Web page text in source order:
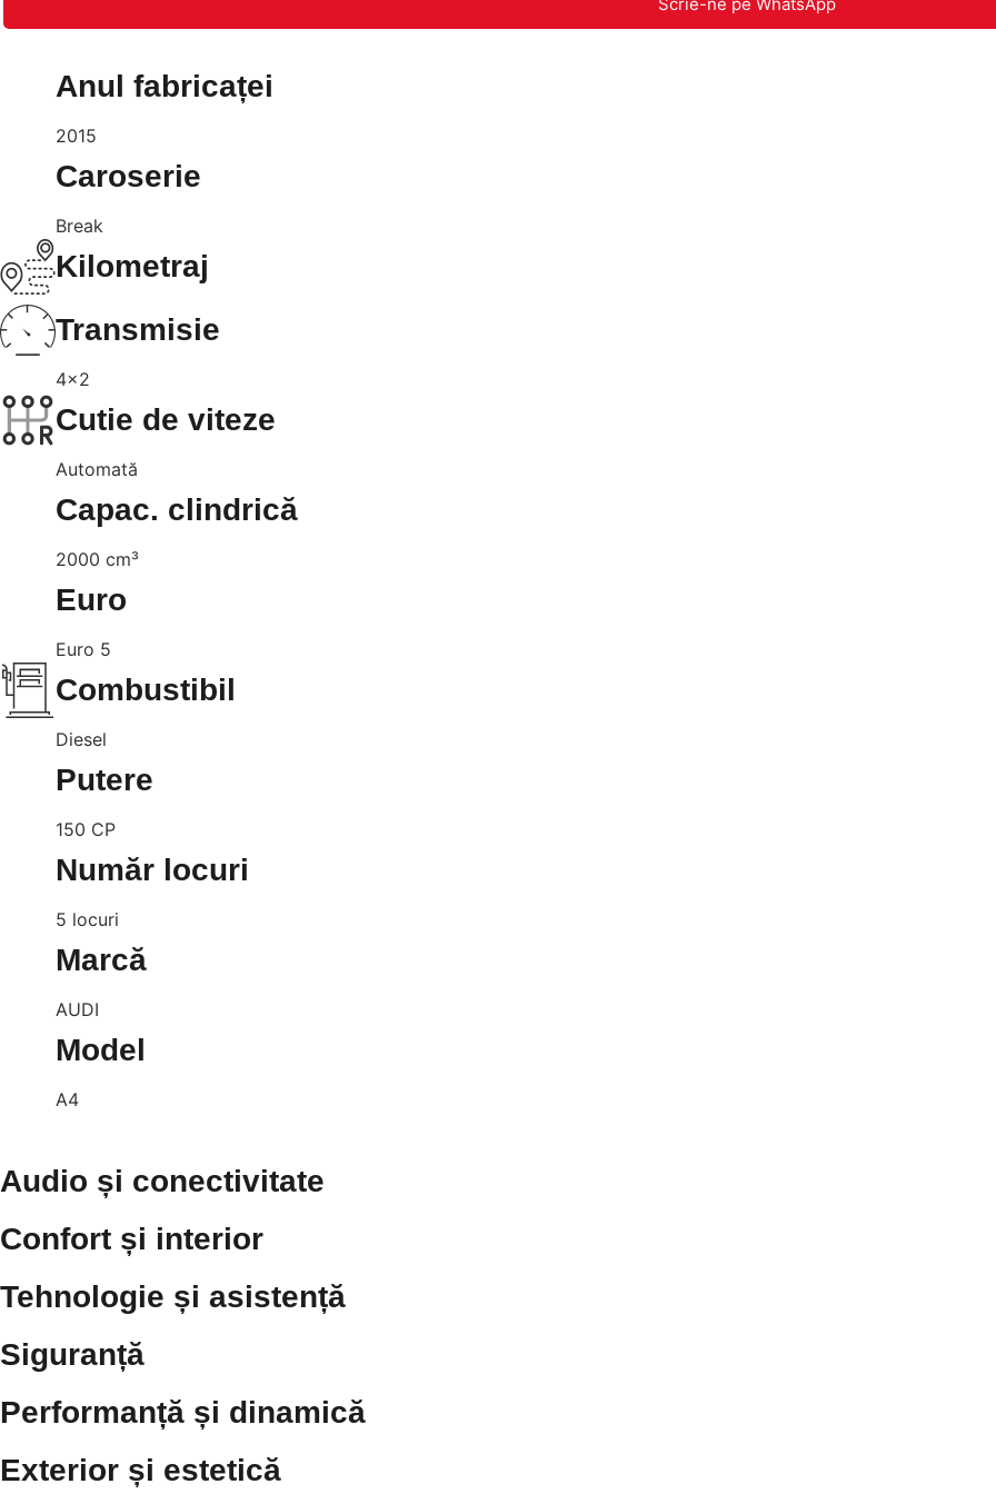
Anul fabricaței
2015
Caroserie
Break
Kilometraj
Transmisie
4x2
Cutie de viteze
Automată
Capac. clindrică
2000 cm³
Euro
Euro 5
Combustibil
Diesel
Putere
150 CP
Număr locuri
5 locuri
Marcă
AUDI
Model
A4
Audio și conectivitate
Confort și interior
Tehnologie și asistență
Siguranță
Performanță și dinamică
Exterior și estetică